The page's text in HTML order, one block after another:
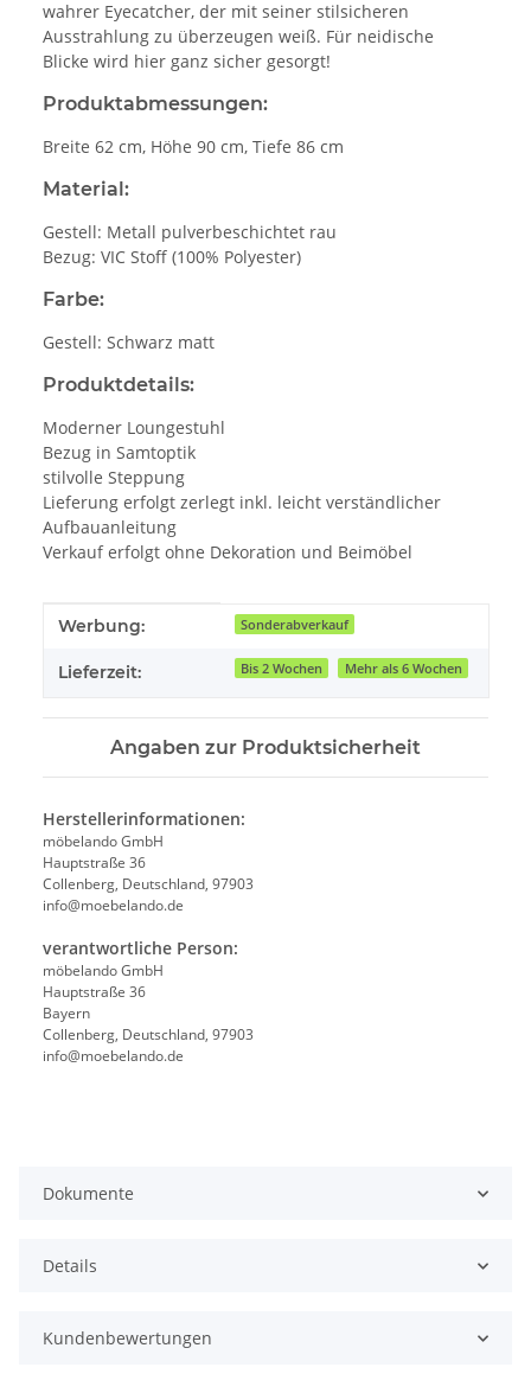
wahrer Eyecatcher, der mit seiner stilsicheren
Ausstrahlung zu überzeugen weiß. Für neidische
Blicke wird hier ganz sicher gesorgt!
Produktabmessungen:
Breite 62 cm, Höhe 90 cm, Tiefe 86 cm
Material:
Gestell: Metall pulverbeschichtet rau
Bezug: VIC Stoff (100% Polyester)
Farbe:
Gestell: Schwarz matt
Produktdetails:
Moderner Loungestuhl
Bezug in Samtoptik
stilvolle Steppung
Lieferung erfolgt zerlegt inkl. leicht verständlicher
Aufbauanleitung
Verkauf erfolgt ohne Dekoration und Beimöbel
Produkteigenschaft
Wert
Werbung: Sonderabverkauf
Lieferzeit: Bis 2 Wochen Mehr als 6 Wochen
Angaben zur Produktsicherheit
Herstellerinformationen:
möbelando GmbH
Hauptstraße 36
Collenberg, Deutschland, 97903
info@moebelando.de
verantwortliche Person:
möbelando GmbH
Hauptstraße 36
Bayern
Collenberg, Deutschland, 97903
info@moebelando.de
Dokumente
Details
Kundenbewertungen